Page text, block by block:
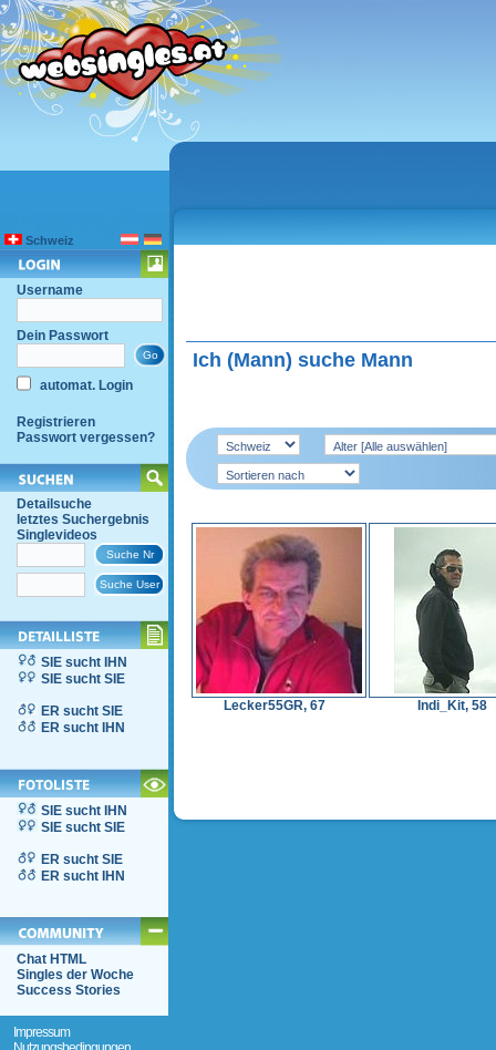
Schweiz
Username
Dein Passwort
automat. Login
Registrieren
Passwort vergessen?
Detailsuche
letztes Suchergebnis
Singlevideos
SIE sucht IHN
SIE sucht SIE
ER sucht SIE
ER sucht IHN
SIE sucht IHN
SIE sucht SIE
ER sucht SIE
ER sucht IHN
Chat HTML
Singles der Woche
Success Stories
Impressum
Ich (Mann) suche Mann
Lecker55GR, 67 Indi_Kit, 58